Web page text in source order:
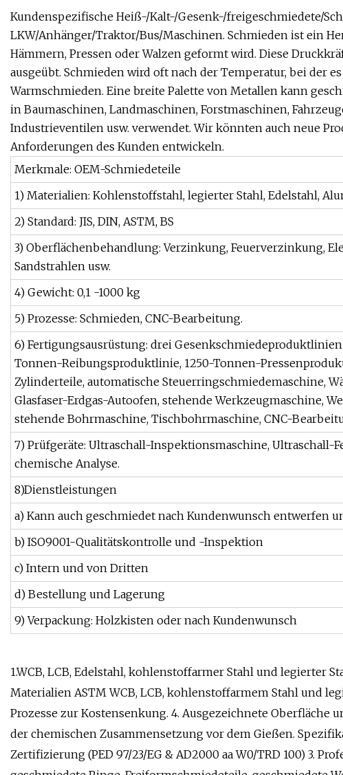
Kundenspezifische Heiß-/Kalt-/Gesenk-/freigeschmiedete/
LKW/Anhänger/Traktor/Bus/Maschinen. Schmieden ist ein
Hämmern, Pressen oder Walzen geformt wird. Diese
ausgeübt. Schmieden wird oft nach der Temperatur, bei der
Warmschmieden. Eine breite Palette von Metallen kann
in Baumaschinen, Landmaschinen, Forstmaschinen,
Industrieventilen usw. verwendet. Wir könnten auch neue
Anforderungen des Kunden entwickeln.
Merkmale: OEM-Schmiedeteile
1) Materialien: Kohlenstoffstahl, legierter Stahl, Edelstahl,
2) Standard: JIS, DIN, ASTM, BS
3) Oberflächenbehandlung: Verzinkung, Feuerverzinkung,
Sandstrahlen usw.
4) Gewicht: 0,1 -1000 kg
5) Prozesse: Schmieden, CNC-Bearbeitung.
6) Fertigungsausrüstung: drei
Tonnen-Reibungsproduktlinie, 1250-Tonnen-
Zylinderteile, automatische Steuerringschmiedemaschine,
Glasfaser-Erdgas-Autoofen, stehende Werkzeugmaschine,
stehende Bohrmaschine, Tischbohrmaschine, CNC-
7) Prüfgeräte: Ultraschall-Inspektionsmaschine, Ultraschall-
chemische Analyse.
8)Dienstleistungen
a) Kann auch geschmiedet nach Kundenwunsch entwerfen
b) ISO9001-Qualitätskontrolle und -Inspektion
c) Intern und von Dritten
d) Bestellung und Lagerung
9) Verpackung: Holzkisten oder nach Kundenwunsch
1.WCB, LCB, Edelstahl, kohlenstoffarmer Stahl und legierter
Materialien ASTM WCB, LCB, kohlenstoffarmem Stahl und
Prozesse zur Kostensenkung. 4. Ausgezeichnete Oberfläche
der chemischen Zusammensetzung vor dem Gießen.
Zertifizierung (PED 97/23/EG & AD2000 aa W0/TRD 100) 3.